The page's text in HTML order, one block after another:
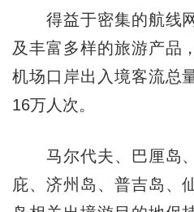
得益于密集的航线网
及丰富多样的旅游产品
机场口岸出入境客流总
16万人次。
马尔代夫、巴厘岛、
庇、济州岛、普吉岛、